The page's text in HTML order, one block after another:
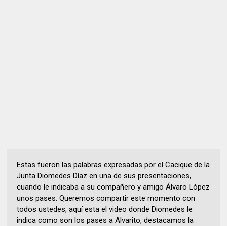
Estas fueron las palabras expresadas por el Cacique de la
Junta Diomedes Díaz en una de sus presentaciones,
cuando le indicaba a su compañero y amigo Álvaro López
unos pases. Queremos compartir este momento con
todos ustedes, aquí esta el video donde Diomedes le
indica como son los pases a Alvarito, destacamos la